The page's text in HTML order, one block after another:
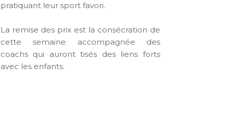
pratiquant leur sport favori.
La remise des prix est la consécration de
cette semaine accompagnée des
coachs qui auront tisés des liens forts
avec les enfants.